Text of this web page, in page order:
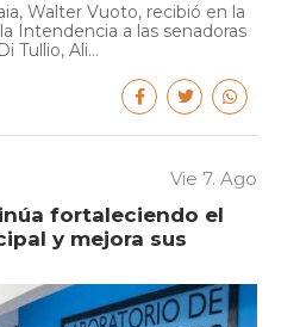
Walter Vuoto, recibió en la
Intendencia a las senadoras
Tullio, Ali...
Vie 7. Ago
fortaleciendo el
y mejora sus